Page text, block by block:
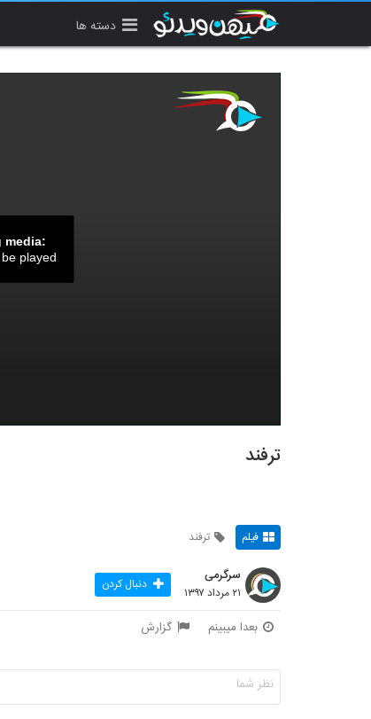
دسته ها
media:
played
ترفند
فیلم ترفند
سرگرمی
۲۱ مرداد ۱۳۹۷ دنبال کردن
بعدا میبینم گزارش